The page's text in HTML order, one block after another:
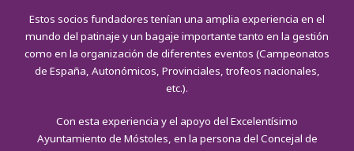
Estos socios fundadores tenían una amplia experiencia en el
mundo del patinaje y un bagaje importante tanto en la gestión
como en la organización de diferentes eventos (Campeonatos
de España, Autonómicos, Provinciales, trofeos nacionales,
etc.).
Con esta experiencia y el apoyo del Excelentísimo
Ayuntamiento de Móstoles, en la persona del Concejal de